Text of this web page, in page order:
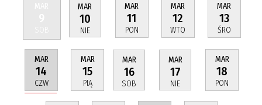
MAR
10
NIE
MAR
11
PON
MAR
12
WTO
MAR
13
ŚRO
MAR
14
CZW
MAR
15
PIĄ
MAR
16
SOB
MAR
17
NIE
MAR
18
PON